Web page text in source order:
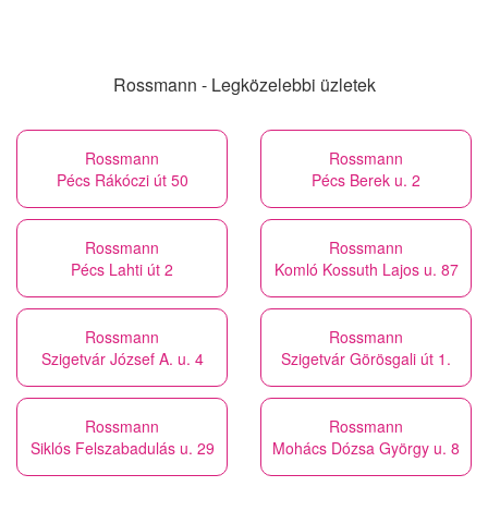
Rossmann - Legközelebbi üzletek
Rossmann
Pécs Rákóczi út 50
Rossmann
Pécs Berek u. 2
Rossmann
Pécs Lahti út 2
Rossmann
Komló Kossuth Lajos u. 87
Rossmann
Szigetvár József A. u. 4
Rossmann
Szigetvár Görösgali út 1.
Rossmann
Siklós Felszabadulás u. 29
Rossmann
Mohács Dózsa György u. 8